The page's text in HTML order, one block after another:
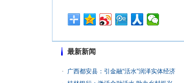
最新新闻
广西都安县：引金融“活水”润泽实体经济